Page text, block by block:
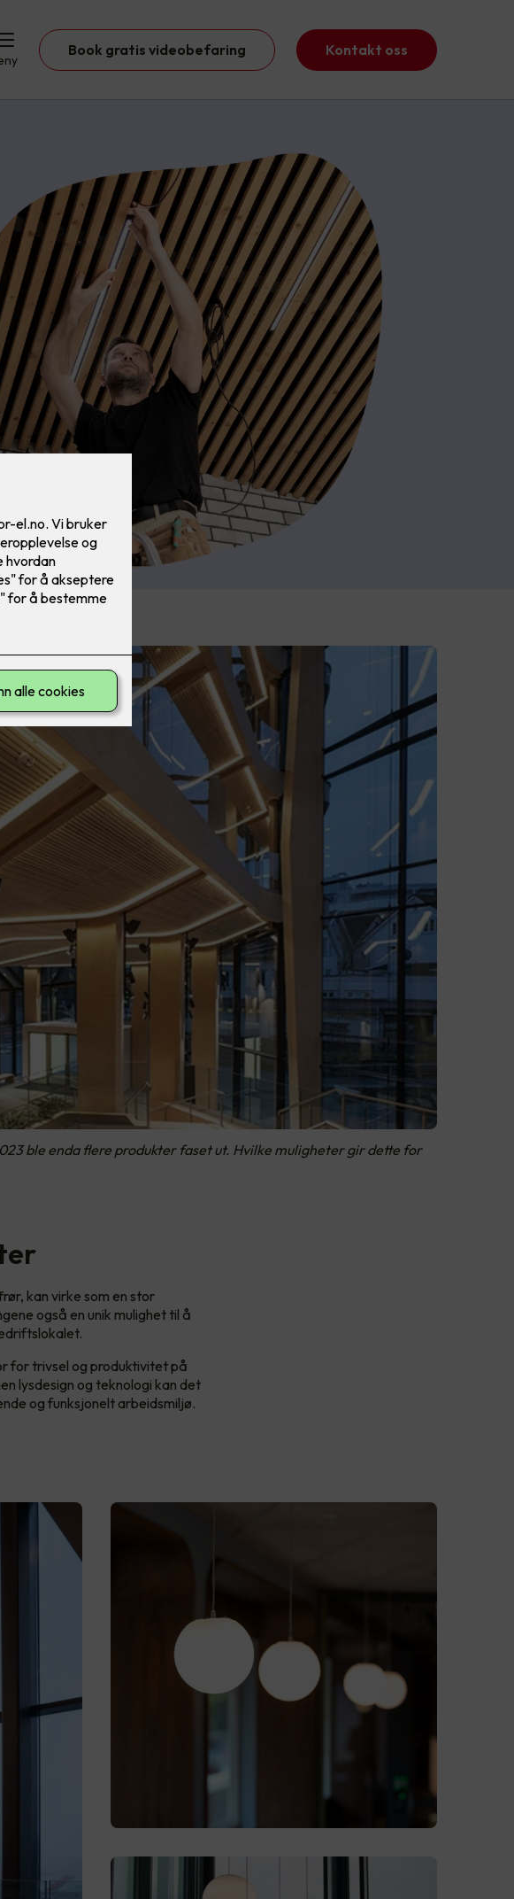
Book gratis videobefaring Kontakt oss
ble enda flere produkter faset ut. Hvilke muligheter gir dette for
kan virke som en stor
også en unik mulighet til å
for trivsel og produktivitet på
lysdesign og teknologi kan det
og funksjonelt arbeidsmiljø.